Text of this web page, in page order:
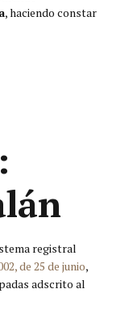
, haciendo constar
registral
de 25 de junio,
adscrito al